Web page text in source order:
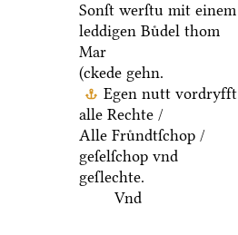
Sonſt werſtu mit einem
leddigen Buͤdel thom
Mar
(ckede gehn.
Egen nutt vordryfft
alle Rechte /
Alle Fruͤndtſchop /
geſelſchop vnd
geſlechte.
Vnd